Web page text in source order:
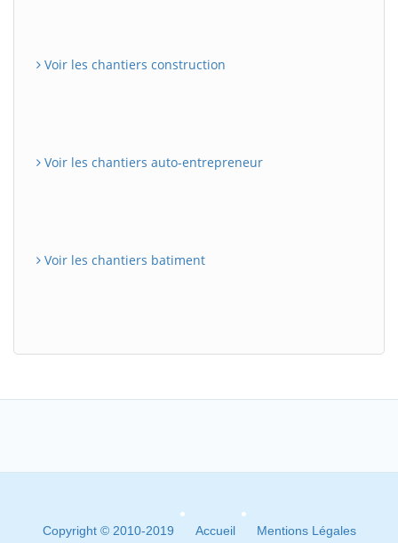
Voir les chantiers construction
Voir les chantiers auto-entrepreneur
Voir les chantiers batiment
Copyright © 2010-2019 Accueil Mentions Légales